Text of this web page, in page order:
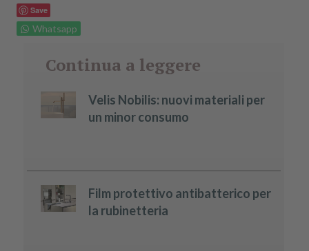
Save
Whatsapp
Continua a leggere
Velis Nobilis: nuovi materiali per
un minor consumo
Film protettivo antibatterico per
la rubinetteria